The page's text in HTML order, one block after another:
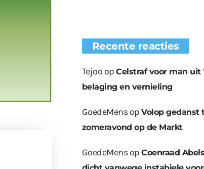
Recente reacties
Tejoo opCelstraf voor man uit
belaging en vernieling
GoedeMensopVolop gedanst
zomeravond op de Markt
GoedeMensopCoenraad